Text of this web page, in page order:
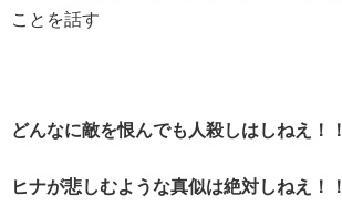
ことを話す
どんなに敵を恨んでも人殺しはしねえ！！
ヒナが悲しむような真似は絶対しねえ！！